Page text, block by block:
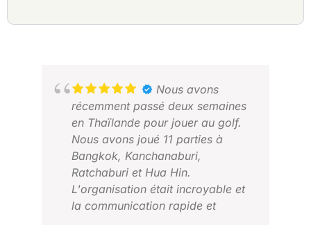
Nous avons
récemment passé deux semaines
en Thaïlande pour jouer au golf.
Nous avons joué 11 parties à
Bangkok, Kanchanaburi,
Ratchaburi et Hua Hin.
L'organisation était incroyable et
la communication rapide et